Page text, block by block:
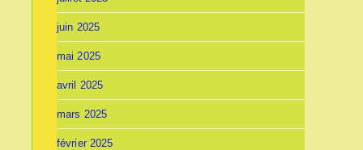
juin 2025
mai 2025
avril 2025
mars 2025
février 2025